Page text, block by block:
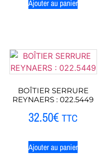
Ajouter au panier
BOÎTIER SERRURE
REYNAERS : 022.5449
32.50€ TTC
Ajouter au panier